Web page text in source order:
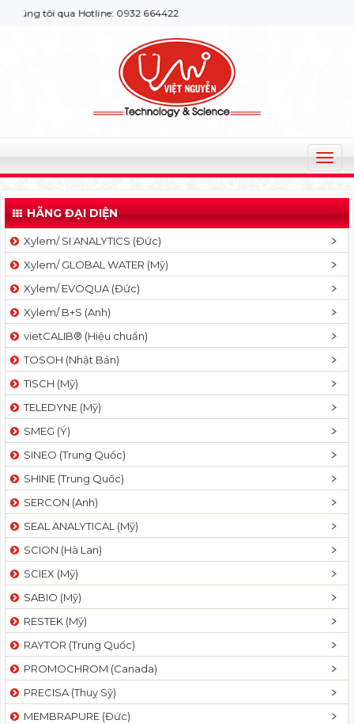
tôi qua Hotline: 0932 664422
T
o
g
l
v
a
t
n
HÃNG ĐẠI DIỆN
Xylem/ SI ANALYTICS (Đức)
Xylem/ GLOBAL WATER (Mỹ)
Xylem/ EVOQUA (Đức)
Xylem/ B+S (Anh)
vietCALIB® (Hiệu chuẩn)
TOSOH (Nhật Bản)
TISCH (Mỹ)
TELEDYNE (Mỹ)
SMEG (Ý)
SINEO (Trung Quốc)
SHINE (Trung Quốc)
SERCON (Anh)
SEAL ANALYTICAL (Mỹ)
SCION (Hà Lan)
SCIEX (Mỹ)
SABIO (Mỹ)
RESTEK (Mỹ)
RAYTOR (Trung Quốc)
PROMOCHROM (Canada)
PRECISA (Thuỵ Sỹ)
MEMBRAPURE (Đức)